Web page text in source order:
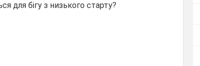
для бігу з низького старту?